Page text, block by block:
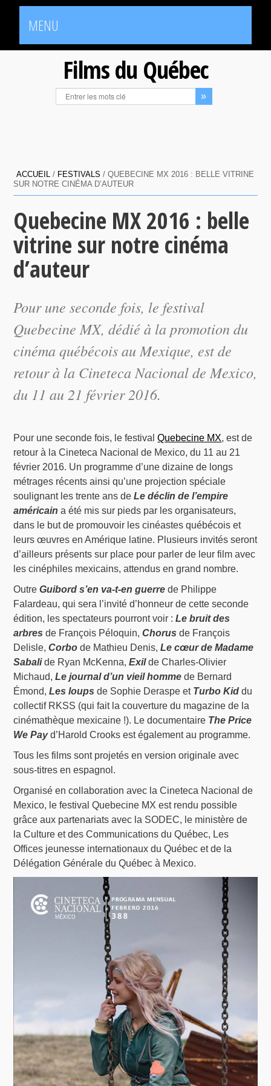
MENU
Films du Québec
ACCUEIL / FESTIVALS /QUEBECINE MX 2016 : BELLE VITRINE
SUR NOTRE CINÉMA D’AUTEUR
Quebecine MX 2016 : belle
vitrine sur notre cinéma
d’auteur
Pour une seconde fois, le festival
Quebecine MX, dédié à la promotion du
cinéma québécois au Mexique, est de
retour à la Cineteca Nacional de Mexico,
du 11 au 21 février 2016.
Pour une seconde fois, le festivalQuebecine MX, est de
retour à la Cineteca Nacional de Mexico, du 11 au 21
février 2016. Un programme d’une dizaine de longs
métrages récents ainsi qu’une projection spéciale
soulignant les trente ans deLe déclin de l’empire
américain a été mis sur pieds par les organisateurs,
dans le but de promouvoir les cinéastes québécois et
leurs œuvres en Amérique latine. Plusieurs invités seront
d’ailleurs présents sur place pour parler de leur film avec
les cinéphiles mexicains, attendus en grand nombre.
OutreGuibord s’en va-t-en guerre de Philippe
Falardeau, qui sera l’invité d’honneur de cette seconde
édition, les spectateurs pourront voir :Le bruit des
arbres de François Péloquin,Chorus de François
Delisle,Corbo de Mathieu Denis,Le cœur de Madame
Sabalide Ryan McKenna,Exilde Charles-Olivier
Michaud,Le journal d’un vieil homme de Bernard
Émond,Les loups de Sophie Deraspe et Turbo Kid du
collectif RKSS (qui fait la couverture du magazine de la
cinémathèque mexicaine !). Le documentaire The Price
We Payd’Harold Crooks est également au programme.
Tous les films sont projetés en version originale avec
sous-titres en espagnol.
Organisé en collaboration avec la Cineteca Nacional de
Mexico, le festival Quebecine MX est rendu possible
grâce aux partenariats avec la SODEC, le ministère de
la Culture et des Communications du Québec, Les
Offices jeunesse internationaux du Québec et de la
Délégation Générale du Québec à Mexico.